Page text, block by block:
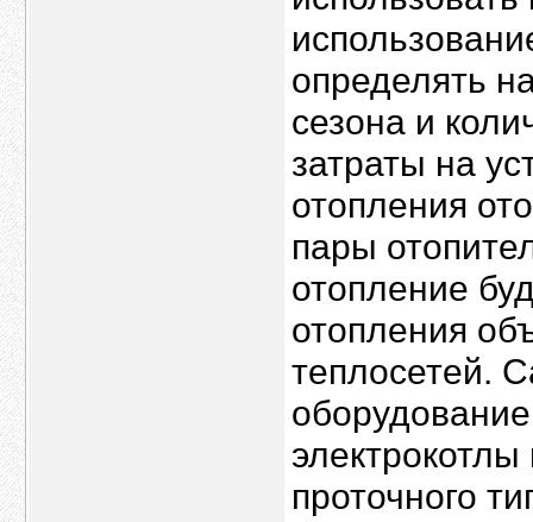
определять
сезона и
затраты на
отопления
пары
отопление
отопления
теплосетей.
проточного